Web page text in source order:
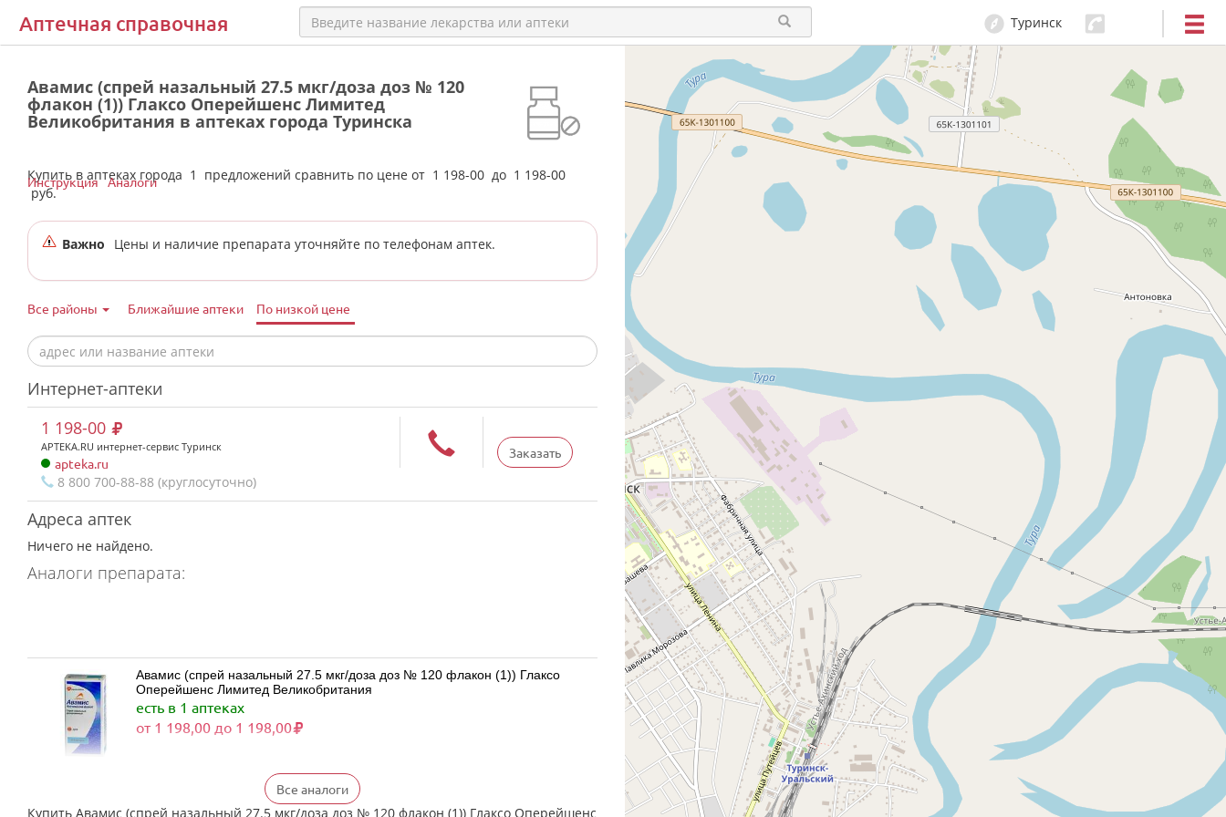
Аптечная справочная Туринск
Авамис (спрей назальный 27.5 мкг/доза доз № 120
флакон (1)) Глаксо Оперейшенс Лимитед
Великобритания в аптеках города Туринска
Купить в аптеках города 1 предложений сравнить по цене от 1 198-00 до 1 198-00
руб.
Инструкция Аналоги
Важно Цены и наличие препарата уточняйте по телефонам аптек.
Все районы Ближайшие аптеки По низкой цене
Интернет-аптеки
Заказать
1 198-00
APTEKA.RU интернет-сервис Туринск
apteka.ru
8 800 700-88-88 (круглосуточно)
Адреса аптек
Ничего не найдено.
Аналоги препарата:
Авамис (спрей назальный 27.5 мкг/доза доз № 120 флакон (1)) Глаксо
Оперейшенс Лимитед Великобритания
есть в 1 аптеках
от 1 198,00 до 1 198,00
Флерзини (спрей назальный дозированный 27.5 мкг/доза доз № 120 фл.
(1)) Фармстандарт-Лексредства ОАО г. Курск Россия
Все аналоги
Купить Авамис (спрей назальный 27.5 мкг/доза доз № 120 флакон (1)) Глаксо Оперейшенс